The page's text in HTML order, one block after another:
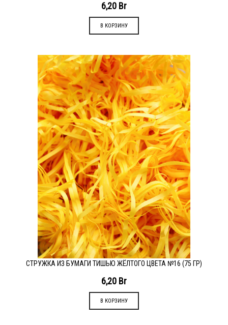
6,20 Br
В КОРЗИНУ
СТРУЖКА ИЗ БУМАГИ ТИШЬЮ ЖЁЛТОГО ЦВЕТА №16 (75 ГР)
6,20 Br
В КОРЗИНУ